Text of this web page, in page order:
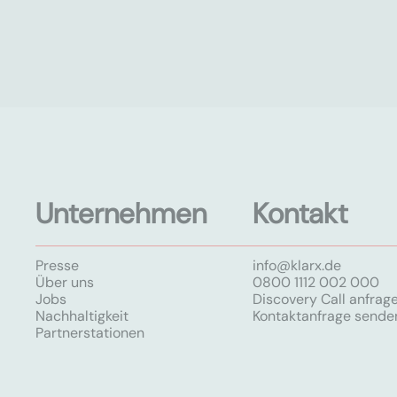
Unternehmen
Presse
Über uns
Jobs
Nachhaltigkeit
Partnerstationen
Kontakt
info@klarx.de
0800 1112 002 000
Discovery Call
Kontaktanfrage